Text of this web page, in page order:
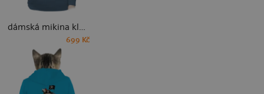
dámská mikina klokanka
699 Kč